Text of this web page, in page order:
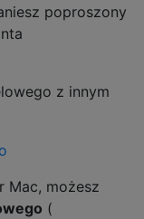
poproszony
z innym
Mac, możesz
(